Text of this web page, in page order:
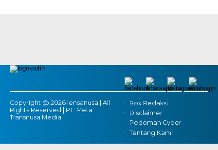
Copyright @ 2026 lensanusa | All
Rights Reserved | PT. Meta
Transnusa Media
Box Redaksi
Disclaimer
Pedoman Cyber
Tentang Kami